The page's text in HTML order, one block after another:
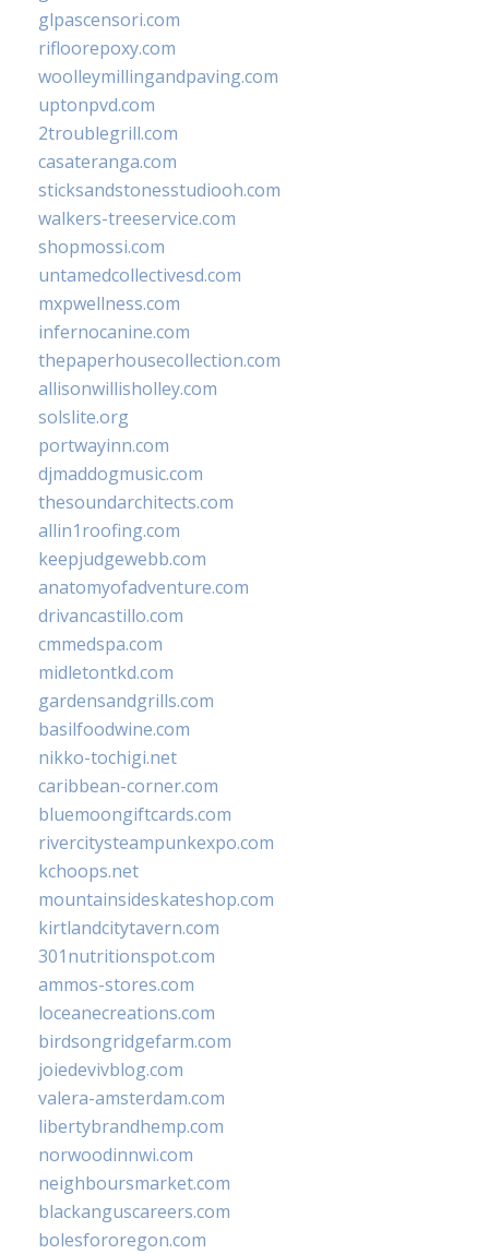
glpascensori.com
rifloorepoxy.com
woolleymillingandpaving.com
uptonpvd.com
2troublegrill.com
casateranga.com
sticksandstonesstudiooh.com
walkers-treeservice.com
shopmossi.com
untamedcollectivesd.com
mxpwellness.com
infernocanine.com
thepaperhousecollection.com
allisonwillisholley.com
solslite.org
portwayinn.com
djmaddogmusic.com
thesoundarchitects.com
allin1roofing.com
keepjudgewebb.com
anatomyofadventure.com
drivancastillo.com
cmmedspa.com
midletontkd.com
gardensandgrills.com
basilfoodwine.com
nikko-tochigi.net
caribbean-corner.com
bluemoongiftcards.com
rivercitysteampunkexpo.com
kchoops.net
mountainsideskateshop.com
kirtlandcitytavern.com
301nutritionspot.com
ammos-stores.com
loceanecreations.com
birdsongridgefarm.com
joiedevivblog.com
valera-amsterdam.com
libertybrandhemp.com
norwoodinnwi.com
neighboursmarket.com
blackanguscareers.com
bolesfororegon.com